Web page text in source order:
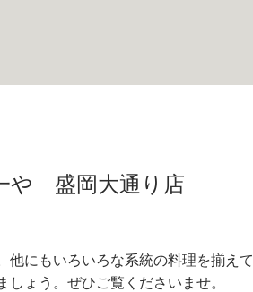
や 盛岡大通り店
他にもいろいろな系統の料理を揃えて
ょう。ぜひご覧くださいませ。